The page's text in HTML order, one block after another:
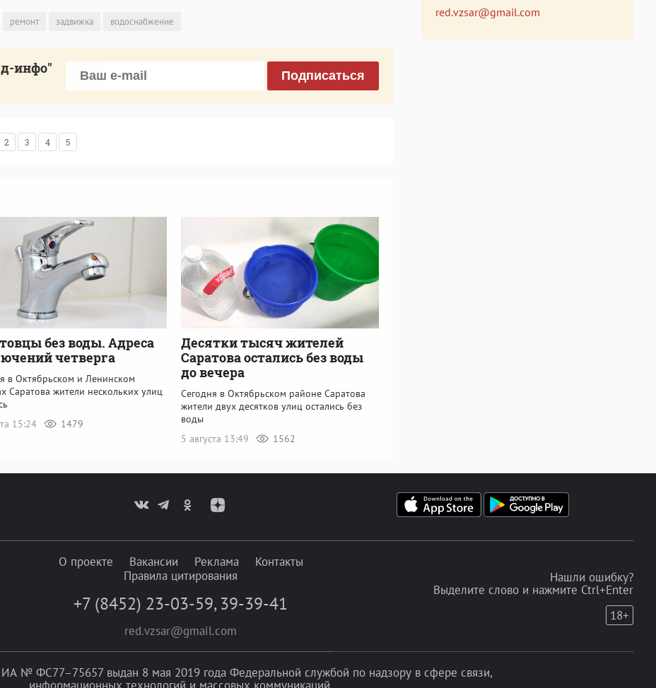
ремонт задвижка водоснабжение
инфо" Подписаться
2 3 4 5
без воды. Адреса
четверга
в Октябрьском и Ленинском
Саратова жители нескольких улиц
15:24
1479
Десятки тысяч жителей
Саратова остались без воды
до вечера
Сегодня в Октябрьском районе Саратова
жители двух десятков улиц остались без
воды
5 августа 13:49
1562
red.vzsar@gmail.com
О проекте Вакансии Реклама
Контакты
Правила цитирования
+7 (8452) 23-03-59, 39-39-41
red.vzsar@gmail.com
Нашли ошибку?
Выделите слово и нажмите Ctrl+Enter
18+
№ ФС77–75657 выдан 8 мая 2019 года Федеральной службой по надзору в сфере связи,